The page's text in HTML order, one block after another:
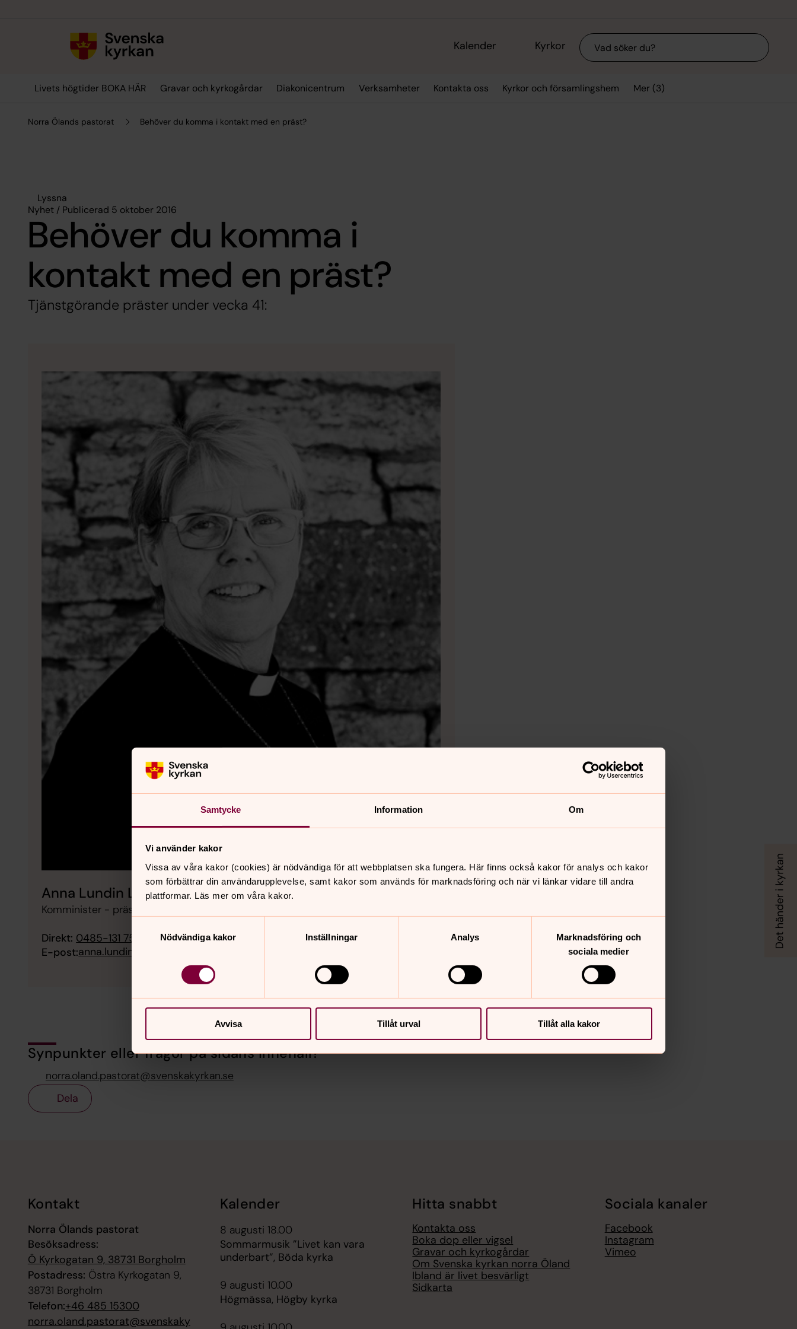
Samtycke Information Om
Vi använder kakor
Vissa av våra kakor (cookies) är nödvändiga för att webbplatsen ska fungera. Här finns också kakor för analys och kakor
som förbättrar din användarupplevelse, samt kakor som används för marknadsföring och när vi länkar vidare till andra
plattformar. Läs mer om våra kakor.
Nödvändiga kakor
Inställningar Analys
Marknadsföring och
sociala medier
Avvisa Tillåt urval Tillåt alla kakor
Kalender Kyrkor Sök
Livets högtider BOKA HÄR Gravar och kyrkogårdar Diakonicentrum Verksamheter Kontakta oss Kyrkor och församlingshem Mer (3)
Norra Ölands pastorat Behöver du komma i kontakt med en präst?
Lyssna
Nyhet / Publicerad 5 oktober 2016
Behöver du komma i
kontakt med en präst?
Tjänstgörande präster under vecka 41:
Anna Lundin Leander
Komminister - präst, Norra Ölands pastorat
Direkt: 0485-131 75
073-716 20 85
E-post:anna.lundin-leander@svenskakyrkan.se
Synpunkter eller frågor på sidans innehåll?
norra.oland.pastorat@svenskakyrkan.se
Dela
Kontakt
Norra Ölands pastorat
Besöksadress:
Ö Kyrkogatan 9, 38731 Borgholm
Postadress: Östra Kyrkogatan 9,
38731 Borgholm
Telefon:+46 485 15300
norra.oland.pastorat@svenskaky
Kalender
8 augusti 18.00
Sommarmusik ”Livet kan vara
underbart”, Böda kyrka
9 augusti 10.00
Högmässa, Högby kyrka
Hitta snabbt
Kontakta oss
Boka dop eller vigsel
Gravar och kyrkogårdar
Om Svenska kyrkan norra Öland
Ibland är livet besvärligt
Sidkarta
Sociala kanaler
Facebook
Instagram
Vimeo